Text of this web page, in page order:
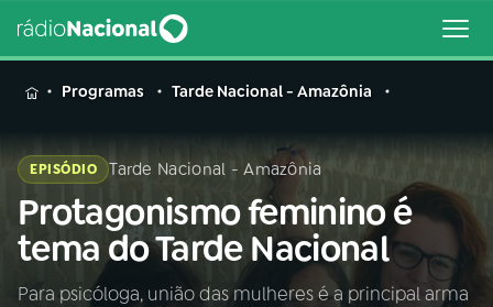
MENU
Buscar
na
Rádio
Nacional
Buscar
Programas Tarde Nacional - Amazônia
EPISÓDIO Tarde Nacional - Amazônia
Protagonismo feminino é
tema do Tarde Nacional
Para psicóloga, união das mulheres é a principal arma